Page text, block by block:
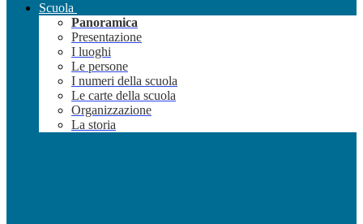
Scuola
Panoramica
Presentazione
I luoghi
Le persone
I numeri della scuola
Le carte della scuola
Organizzazione
La storia